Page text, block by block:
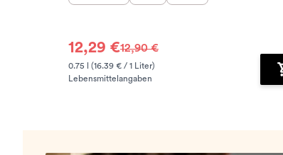
12,29 €12,90 €
0.75 l (16.39 € / 1 Liter)
Lebensmittelangaben